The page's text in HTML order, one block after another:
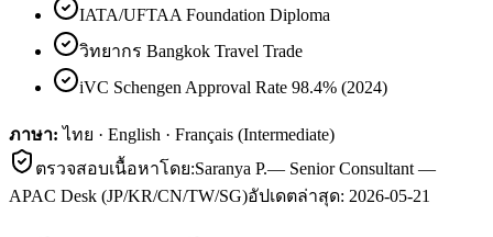
IATA/UFTAA Foundation Diploma
วิทยากร Bangkok Travel Trade
iVC Schengen Approval Rate 98.4% (2024)
ภาษา: ไทย · English · Français (Intermediate)
ตรวจสอบเนื้อหาโดย:Saranya P.— Senior Consultant —
APAC Desk (JP/KR/CN/TW/SG)อัปเดตล่าสุด: 2026-05-21